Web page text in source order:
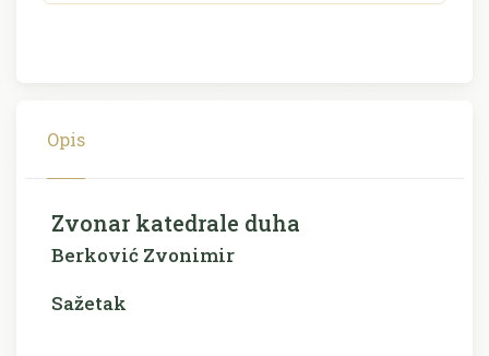
Opis
Zvonar katedrale duha
Berković Zvonimir
Sažetak